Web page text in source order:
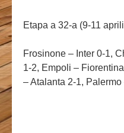
Etapa a 32-a (9-11
Frosinone – Inter 0-1,
1-2, Empoli –
– Atalanta 2-1,